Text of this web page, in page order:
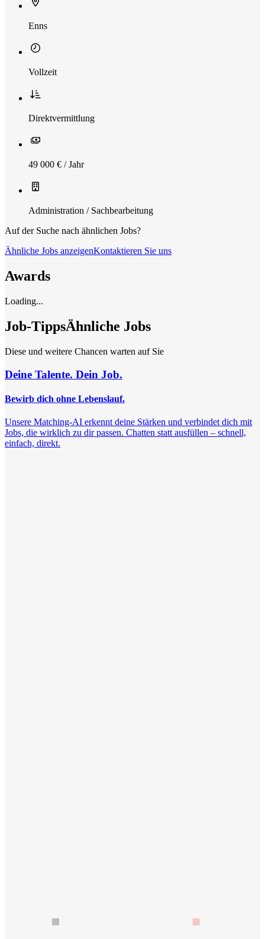
Enns
Vollzeit
Direktvermittlung
49 000 € / Jahr
Administration / Sachbearbeitung
Auf der Suche nach ähnlichen Jobs?
Ähnliche Jobs anzeigenKontaktieren Sie uns
Awards
Loading...
Job-TippsÄhnliche Jobs
Diese und weitere Chancen warten auf Sie
Deine Talente. Dein Job.
Bewirb dich ohne Lebenslauf.
Unsere Matching-AI erkennt deine Stärken und verbindet dich mit
Jobs, die wirklich zu dir passen. Chatten statt ausfüllen – schnell,
einfach, direkt.